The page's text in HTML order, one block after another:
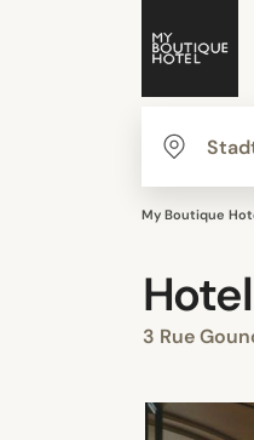
My Boutique
3 Rue